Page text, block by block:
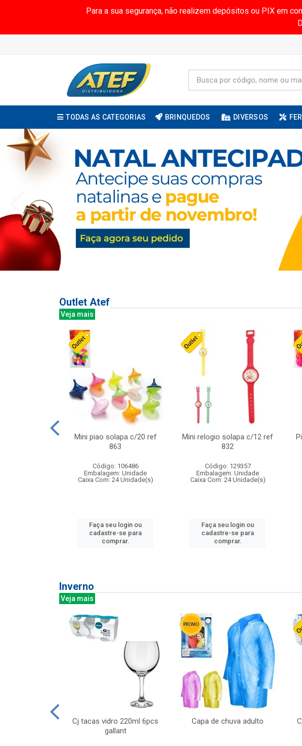
Para a sua segurança, não realizem depósitos ou PIX em
TODAS AS CATEGORIAS BRINQUEDOS DIVERSOS
Outlet Atef
Veja mais
Mini piao solapa c/20 ref
863
Código: 106486
Embalagem: Unidade
Caixa Com: 24 Unidade(s)
Faça seu login ou
cadastre-se para
comprar.
Mini relogio solapa c/12 ref
832
Código: 129357
Embalagem: Unidade
Caixa Com: 24 Unidade(s)
Faça seu login ou
cadastre-se para
comprar.
Inverno
Veja mais
Cj tacas vidro 220ml 6pcs
gallant
Capa de chuva adulto